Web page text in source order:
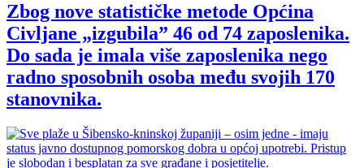
Zbog nove statističke metode Općina
Civljane „izgubila” 46 od 74 zaposlenika.
Do sada je imala više zaposlenika nego
radno sposobnih osoba među svojih 170
stanovnika.